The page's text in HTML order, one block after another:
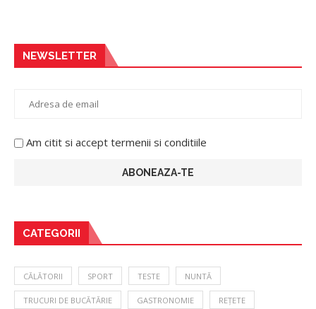
NEWSLETTER
Am citit si accept termenii si conditiile
CATEGORII
CĂLĂTORII SPORT TESTE NUNTĂ
TRUCURI DE BUCĂTĂRIE GASTRONOMIE REȚETE